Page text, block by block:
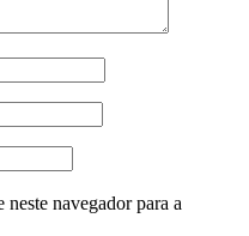
navegador para a